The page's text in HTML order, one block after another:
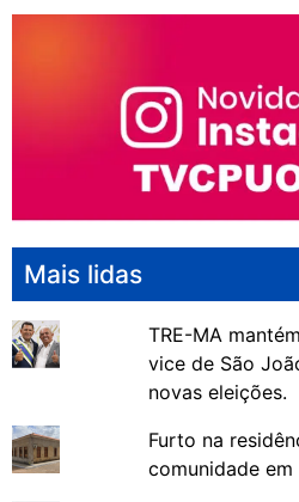
Mais lidas
TRE-MA
vice de São
novas eleições.
Furto na
comunidade em